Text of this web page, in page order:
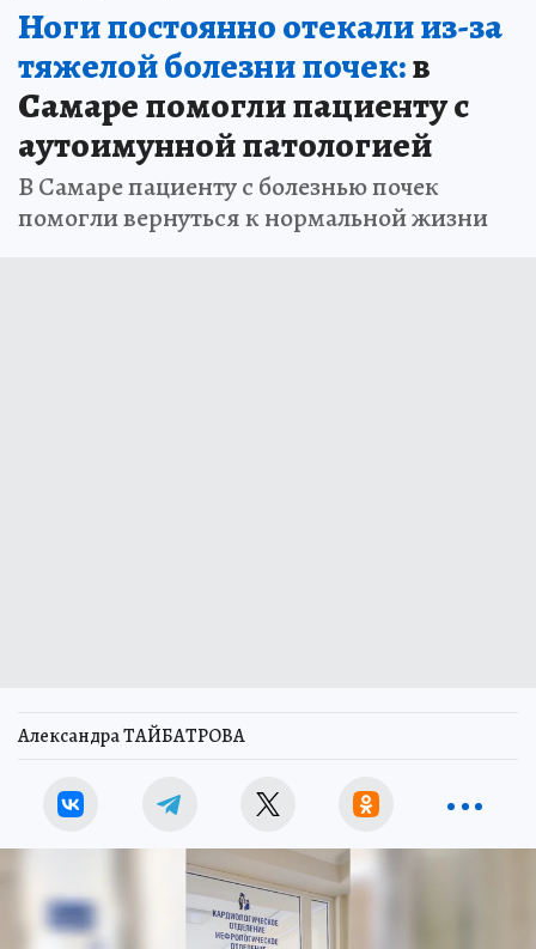
Ноги постоянно отекали из-за
тяжелой болезни почек:в
Самаре помогли пациенту с
аутоимунной патологией
В Самаре пациенту с болезнью почек
помогли вернуться к нормальной жизни
Александра ТАЙБАТРОВА